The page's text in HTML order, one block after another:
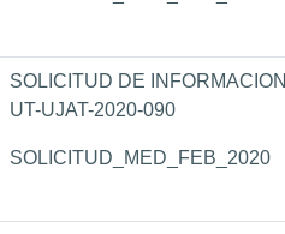
SOLICITUD DE INFORMACION
UT-UJAT-2020-090
SOLICITUD_MED_FEB_2020